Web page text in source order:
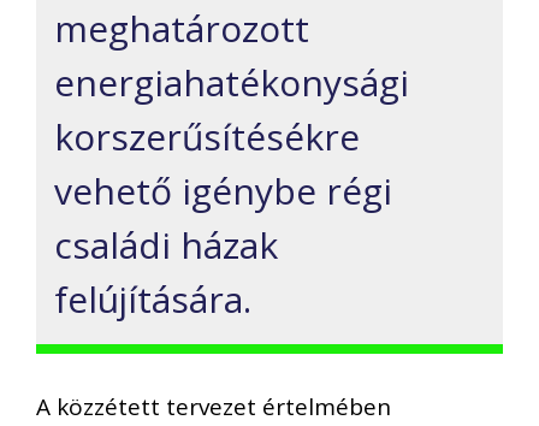
meghatározott
energiahatékonysági
korszerűsítésékre
vehető igénybe régi
családi házak
felújítására.
A közzétett tervezet értelmében